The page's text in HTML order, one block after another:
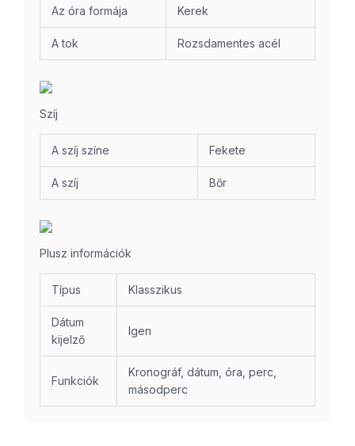
Az óra formája Kerek
A tok Rozsdamentes acél
Szíj
A szíj színe Fekete
A szíj Bőr
Plusz információk
Típus Klasszikus
Dátum
kijelző
Igen
Funkciók
Kronográf, dátum, óra, perc,
másodperc